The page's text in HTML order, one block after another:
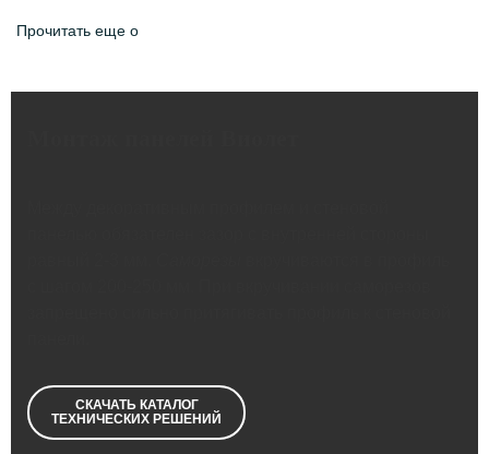
Прочитать еще о
СКАЧАТЬ КАТАЛОГ
ТЕХНИЧЕСКИХ РЕШЕНИЙ